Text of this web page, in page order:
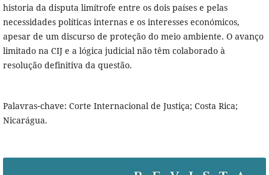
historia da disputa limítrofe entre os dois países e pelas
necessidades políticas internas e os interesses económicos,
apesar de um discurso de proteção do meio ambiente. O avanço
limitado na CIJ e a lógica judicial não têm colaborado à
resolução definitiva da questão.
Palavras‐chave: Corte Internacional de Justiça; Costa Rica;
Nicarágua.